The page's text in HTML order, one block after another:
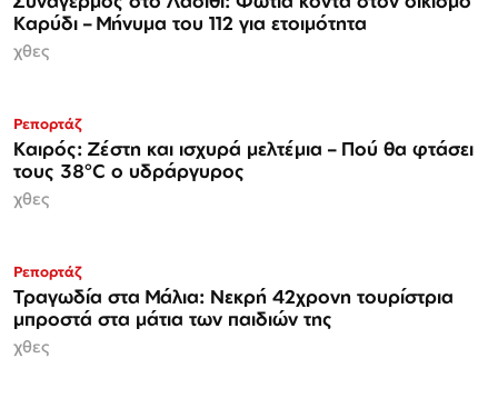
Καρύδι – Μήνυμα του 112 για ετοιμότητα
χθες
Ρεπορτάζ
Καιρός: Ζέστη και ισχυρά μελτέμια – Πού θα φτάσει
τους 38°C ο υδράργυρος
χθες
Ρεπορτάζ
Τραγωδία στα Μάλια: Νεκρή 42χρονη τουρίστρια
μπροστά στα μάτια των παιδιών της
χθες